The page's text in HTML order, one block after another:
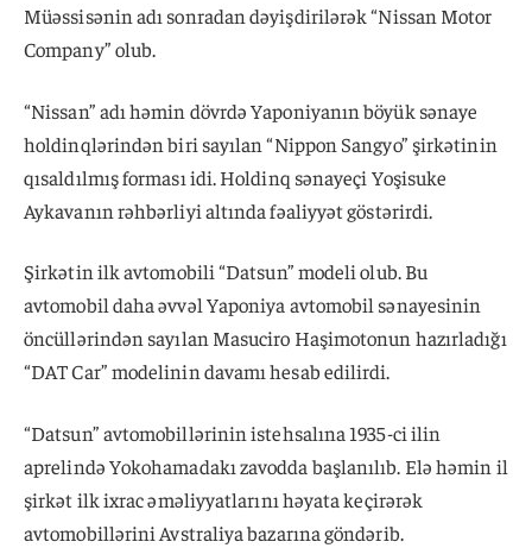
Müəssisənin adı sonradan dəyişdirilərək “Nissan Motor
Company” olub.
“Nissan” adı həmin dövrdə Yaponiyanın böyük sənaye
holdinqlərindən biri sayılan “Nippon Sangyo” şirkətinin
qısaldılmış forması idi. Holdinq sənayeçi Yoşisuke
Aykavanın rəhbərliyi altında fəaliyyət göstərirdi.
Şirkətin ilk avtomobili “Datsun” modeli olub. Bu
avtomobil daha əvvəl Yaponiya avtomobil sənayesinin
öncüllərindən sayılan Masuciro Haşimotonun hazırladığı
“DAT Car” modelinin davamı hesab edilirdi.
“Datsun” avtomobillərinin istehsalına 1935-ci ilin
aprelində Yokohamadakı zavodda başlanılıb. Elə həmin il
şirkət ilk ixrac əməliyyatlarını həyata keçirərək
avtomobillərini Avstraliya bazarına göndərib.